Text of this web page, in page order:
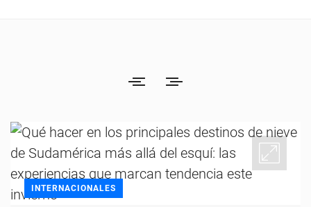
INTERNACIONALES